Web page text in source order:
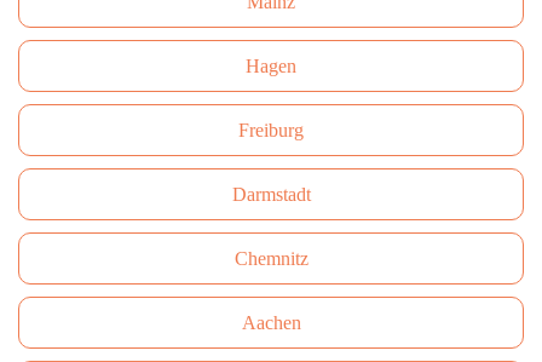
Hagen
Freiburg
Darmstadt
Сhemnitz
Aachen